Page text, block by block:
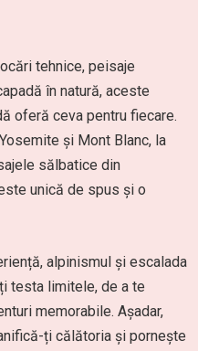
tehnice, peisaje
în natură, aceste
oferă ceva pentru fiecare.
și Mont Blanc, la
sălbatice din
unică de spus și o
alpinismul și escalada
testa limitele, de a te
memorabile. Așadar,
ți călătoria și pornește